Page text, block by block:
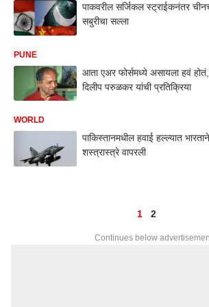
पाकवरील सर्जिकल स्ट्राईकनंतर
सबुरीचा सल्ला
PUNE
आता एअर फोर्समध्ये असायला हवं
दिलीप परुळकर यांची प्रतिक्रिया
WORLD
पाकिस्तानमधील हवाई हल्ल्यात
शस्त्रास्त्रे वापरली
1 2
Continues below